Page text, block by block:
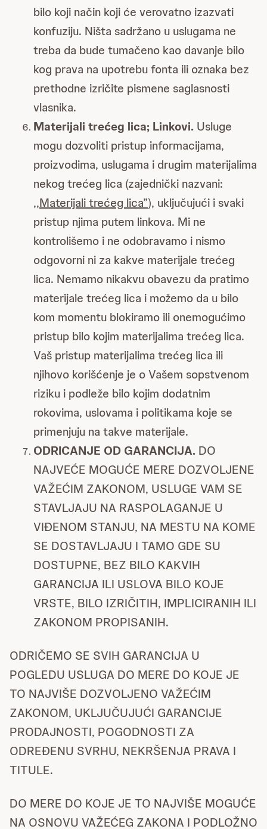
bilo koji način koji će verovatno izazvati
konfuziju. Ništa sadržano u uslugama ne
treba da bude tumačeno kao davanje bilo
kog prava na upotrebu fonta ili oznaka bez
prethodne izričite pismene saglasnosti
vlasnika.
Materijali trećeg lica; Linkovi. Usluge
mogu dozvoliti pristup informacijama,
proizvodima, uslugama i drugim materijalima
nekog trećeg lica (zajednički nazvani:
,,Materijali trećeg lica”), uključujući i svaki
pristup njima putem linkova. Mi ne
kontrolišemo i ne odobravamo i nismo
odgovorni ni za kakve materijale trećeg
lica. Nemamo nikakvu obavezu da pratimo
materijale trećeg lica i možemo da u bilo
kom momentu blokiramo ili onemogućimo
pristup bilo kojim materijalima trećeg lica.
Vaš pristup materijalima trećeg lica ili
njihovo korišćenje je o Vašem sopstvenom
riziku i podleže bilo kojim dodatnim
rokovima, uslovama i politikama koje se
primenjuju na takve materijale.
ODRICANJE OD GARANCIJA. DO
NAJVEĆE MOGUĆE MERE DOZVOLJENE
VAŽEĆIM ZAKONOM, USLUGE VAM SE
STAVLJAJU NA RASPOLAGANJE U
VIĐENOM STANJU, NA MESTU NA KOME
SE DOSTAVLJAJU I TAMO GDE SU
DOSTUPNE, BEZ BILO KAKVIH
GARANCIJA ILI USLOVA BILO KOJE
VRSTE, BILO IZRIČITIH, IMPLICIRANIH ILI
ZAKONOM PROPISANIH.
ODRIČEMO SE SVIH GARANCIJA U
POGLEDU USLUGA DO MERE DO KOJE JE
TO NAJVIŠE DOZVOLJENO VAŽEĆIM
ZAKONOM, UKLJUČUJUĆI GARANCIJE
PRODAJNOSTI, POGODNOSTI ZA
ODREĐENU SVRHU, NEKRŠENJA PRAVA I
TITULE.
DO MERE DO KOJE JE TO NAJVIŠE MOGUĆE
NA OSNOVU VAŽEĆEG ZAKONA I PODLOŽNO